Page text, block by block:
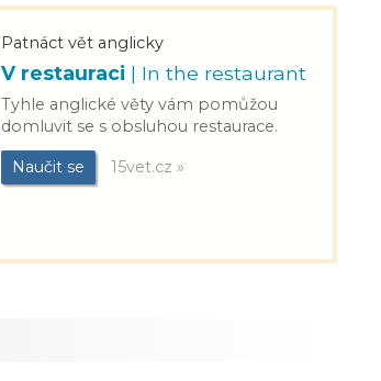
Patnáct vět anglicky
V restauraci | In the restaurant
Tyhle anglické věty vám pomůžou
domluvit se s obsluhou restaurace.
Naučit se 15vet.cz »